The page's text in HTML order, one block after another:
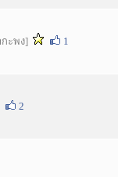
ะพง] 1
2